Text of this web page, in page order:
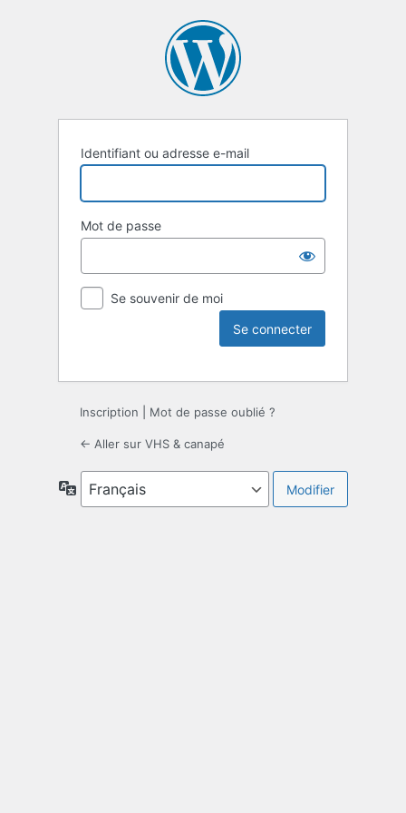
Identifiant ou adresse e-mail
Mot de passe
Se souvenir de moi
Inscription Mot de passe oublié ?
← Aller sur VHS & canapé
Langue